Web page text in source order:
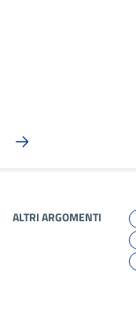
ALTRI ARGOMENTI